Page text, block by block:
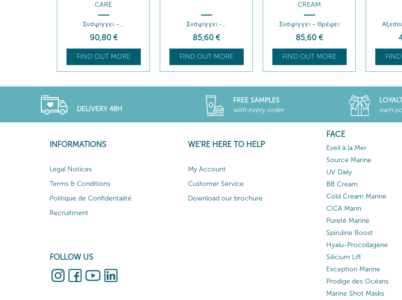
CARE
Συσφίγγει –...
90,80 €
FIND OUT MORE
Συσφίγγει -...
85,60 €
FIND OUT MORE
CREAM
Συσφίγγει – Θρέφει
85,60 €
FIND OUT MORE
DELIVERY 48H
FREE SAMPLES
with every order
earn
INFORMATIONS
Legal Notices
Terms & Conditions
Politique de Confidentalité
Recruitment
FOLLOW US
WE'RE HERE TO HELP
My Account
Customer Service
Download our brochure
FACE
Eveil à la Mer
Source Marine
UV Daily
BB Cream
Cold Cream Marine
CICA Marin
Pureté Marine
Spiruline Boost
Hyalu-Procollagène
Silicium Lift
Exception Marine
Prodige des Océans
Marine Shot Masks